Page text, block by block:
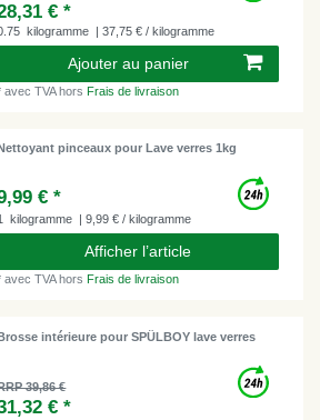
€ *
kilogramme | 37,75 € / kilogramme
Ajouter au panier
avec TVAhorsFrais de livraison
Nettoyant pinceaux pour Lave verres 1kg
€ *
kilogramme | 9,99 € / kilogramme
Afficher l’article
avec TVAhorsFrais de livraison
intérieure pour SPÜLBOY lave verres
39,86 €
€ *